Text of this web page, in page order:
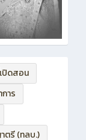
ปิดสอน
าร
รี (ทลบ.)